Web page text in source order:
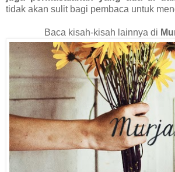
tidak akan sulit bagi pembaca untuk
Baca kisah-kisah lainnya di